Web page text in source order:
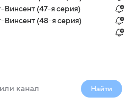
Винсент (47-я серия)
Винсент (48-я серия)
Найти